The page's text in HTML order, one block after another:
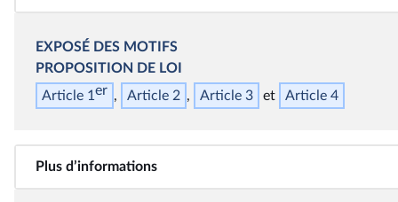
EXPOSÉ DES MOTIFS
PROPOSITION DE LOI
Article 1er Article 2 Article 3 Article 4
Plus d’informations